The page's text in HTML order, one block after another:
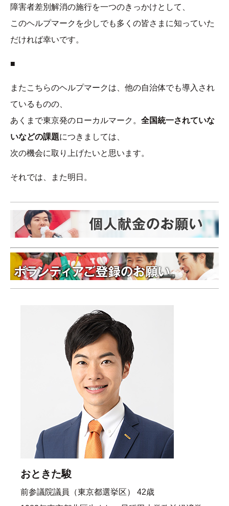
障害者差別解消の施行を一つのきっかけとして、
このヘルプマークを少しでも多くの皆さまに知っていた
だければ幸いです。
■
またこちらのヘルプマークは、他の自治体でも導入され
ているものの、
あくまで東京発のローカルマーク。 全国統一されていな
いなどの課題につきましては、
次の機会に取り上げたいと思います。
それでは、また明日。
おときた駿
前参議院議員（東京都選挙区） 42歳